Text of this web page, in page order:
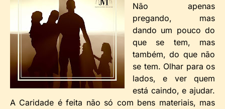
Não apenas
pregando, mas
dando um pouco do
que se tem, mas
também, do que não
se tem. Olhar para os
lados, e ver quem
está caindo, e ajudar.
A Caridade é feita não só com bens materiais, mas